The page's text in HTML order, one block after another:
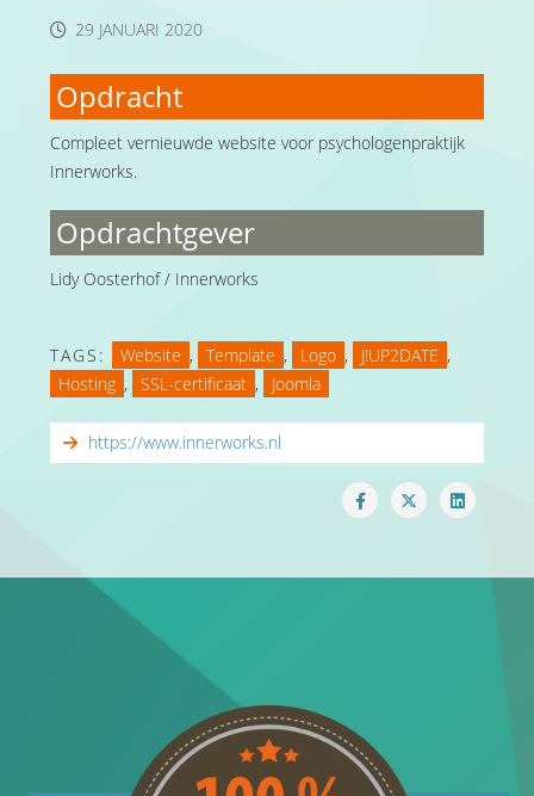
29 JANUARI 2020
Opdracht
Compleet vernieuwde website voor psychologenpraktijk
Innerworks.
Opdrachtgever
Lidy Oosterhof / Innerworks
TAGS: Website , Template , Logo , J!UP2DATE ,
Hosting , SSL-certificaat , Joomla
https://www.innerworks.nl